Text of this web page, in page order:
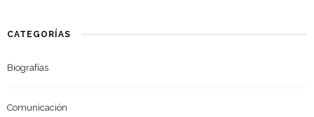
CATEGORÍAS
Biografías
Comunicación